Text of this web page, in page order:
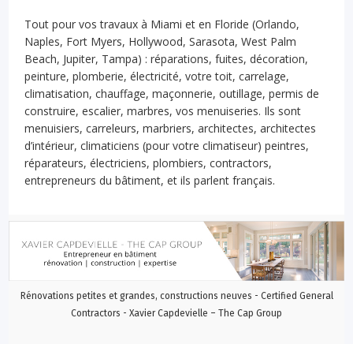
Tout pour vos travaux à Miami et en Floride (Orlando,
Naples, Fort Myers, Hollywood, Sarasota, West Palm
Beach, Jupiter, Tampa) : réparations, fuites, décoration,
peinture, plomberie, électricité, votre toit, carrelage,
climatisation, chauffage, maçonnerie, outillage, permis de
construire, escalier, marbres, vos menuiseries. Ils sont
menuisiers, carreleurs, marbriers, architectes, architectes
d’intérieur, climaticiens (pour votre climatiseur) peintres,
réparateurs, électriciens, plombiers, contractors,
entrepreneurs du bâtiment, et ils parlent français.
Rénovations petites et grandes, constructions neuves - Certified General
Contractors - Xavier Capdevielle – The Cap Group